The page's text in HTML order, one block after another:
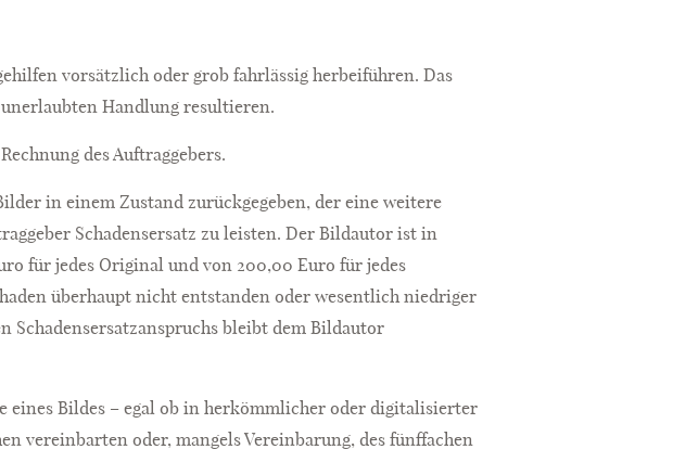
vorsätzlich oder grob fahrlässig herbeiführen. Das
Handlung resultieren.
des Auftraggebers.
in einem Zustand zurückgegeben, der eine weitere
Schadensersatz zu leisten. Der Bildautor ist in
für jedes Original und von 200,00 Euro für jedes
überhaupt nicht entstanden oder wesentlich niedriger
Schadensersatzanspruchs bleibt dem Bildautor
eines Bildes – egal ob in herkömmlicher oder digitalisierter
vereinbarten oder, mangels Vereinbarung, des fünffachen